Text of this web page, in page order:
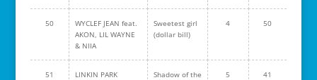
50
WYCLEF JEAN feat.
AKON, LIL WAYNE
& NIIA
Sweetest girl
(dollar bill)
4 50
51 LINKIN PARK
Shadow of the
5 41